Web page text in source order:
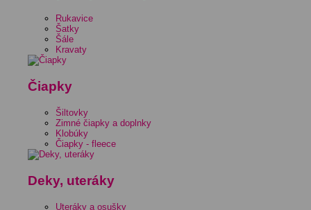
Rukavice
Šatky
Šále
Kravaty
Čiapky
Šiltovky
Zimné čiapky a doplnky
Klobúky
Čiapky - fleece
Deky, uteráky
Uteráky a osušky